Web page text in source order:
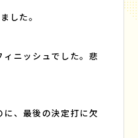
した。
ニッシュでした。悲
、最後の決定打に欠